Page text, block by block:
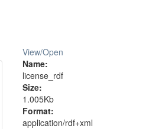
View/Open
Name:
license_rdf
Size:
1.005Kb
Format:
application/rdf+xml